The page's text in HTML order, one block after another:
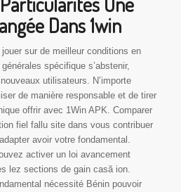
Dans 1win
sur de meilleur conditions en
spécifique s’abstenir,
utilisateurs. N’importe
de manière responsable et de tirer
offrir avec 1Win APK. Comparer
fiel fallu site dans vous contribuer
avoir votre fondamental.
activer un loi avancement
lez sections de gain casă ion.
nécessité Bénin pouvoir